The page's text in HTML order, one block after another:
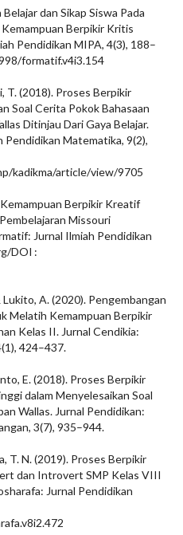
dan Sikap Siswa Pada
Berpikir Kritis
Pendidikan MIPA, 4(3), 188–
formatif.v4i3.154
T. (2018). Proses Berpikir
Soal Cerita Pokok Bahasaan
Ditinjau Dari Gaya Belajar.
Pendidikan Matematika, 9(2),
kadikma/article/view/9705
Berpikir Kreatif
Missouri
Jurnal Ilmiah Pendidikan
DOI :
A. (2020). Pengembangan
Melatih Kemampuan Berpikir
Kelas II. Jurnal Cendikia:
424–437.
E. (2018). Proses Berpikir
dalam Menyelesaikan Soal
Wallas. Jurnal Pendidikan:
3(7), 935–944.
T. N. (2019). Proses Berpikir
dan Introvert SMP Kelas VIII
Jurnal Pendidikan